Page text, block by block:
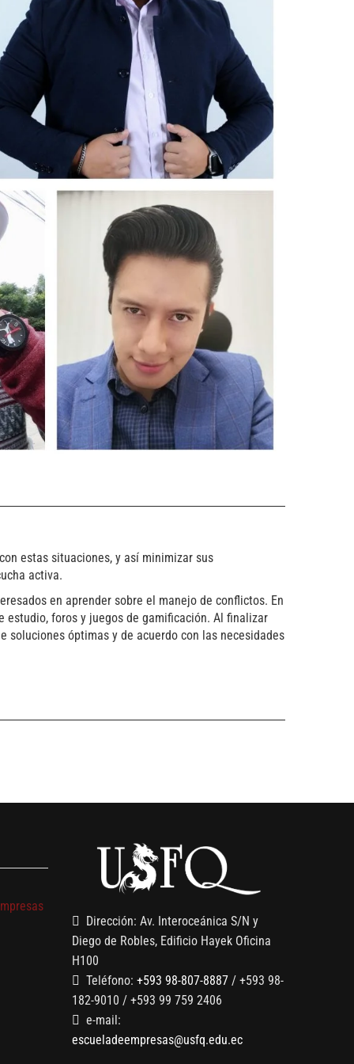
estas situaciones, y así minimizar sus
activa.
en aprender sobre el manejo de conflictos. En
foros y juegos de gamificación. Al finalizar
óptimas y de acuerdo con las necesidades
Dirección: Av. Interoceánica S/N y
Diego de Robles, Edificio Hayek Oficina
H100
Teléfono: +593 98-807-8887 / +593 98-
182-9010 / +593 99 759 2406
e-mail:
escueladeempresas@usfq.edu.ec